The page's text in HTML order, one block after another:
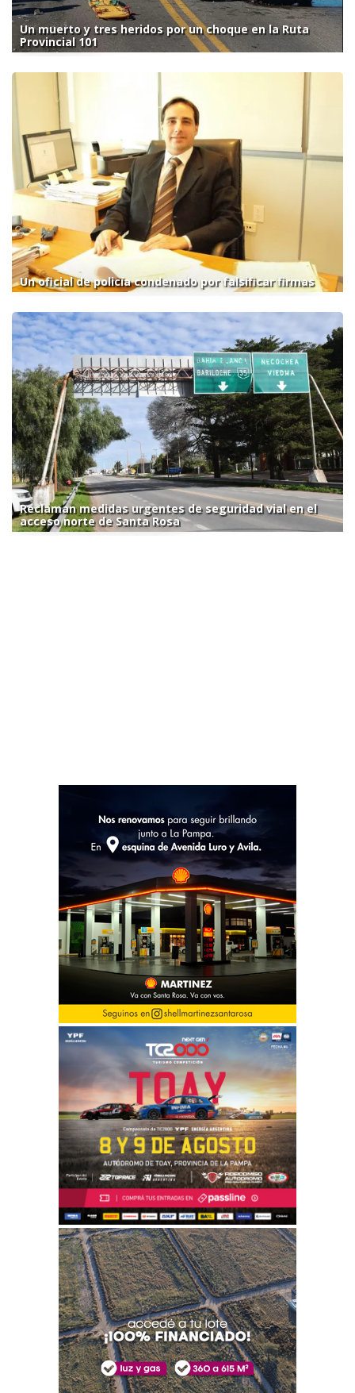
Un muerto y tres heridos por un choque en la Ruta
Provincial 101
Un oficial de policía condenado por falsificar firmas
Reclaman medidas urgentes de seguridad vial en el
acceso norte de Santa Rosa